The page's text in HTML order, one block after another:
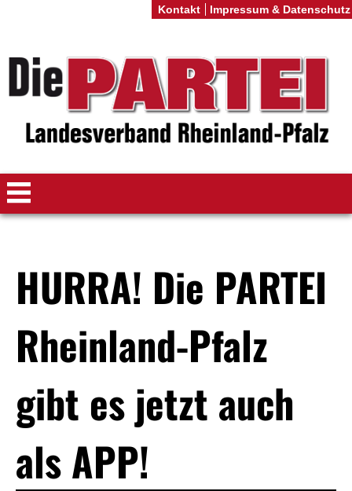
HURRA! Die PARTEI
Rheinland-Pfalz
gibt es jetzt auch
als APP!
Kontakt Impressum & Datenschutz